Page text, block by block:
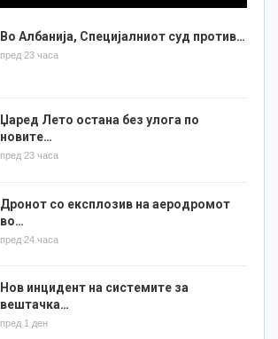
Во Албанија, Специјалниот суд против…
пред 23 часа
Џаред Лето остана без улога по
новите…
пред 23 часа
Дронот со експлозив на аеродромот
во…
пред 24 часа
Нов инцидент на системите за
вештачка…
пред 1 ден